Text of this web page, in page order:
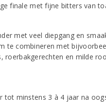
finale met fijne bitters van
met veel diepgang en
te combineren met
roerbakgerechten en milde
tot minstens 3 à 4 jaar na